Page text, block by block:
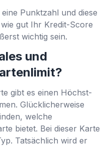
Punktzahl und diese
gut Ihr Kredit-Score
wichtig sein.
und
gibt es einen Höchst-
Glücklicherweise
welche
bietet. Bei dieser Karte
Tatsächlich wird er